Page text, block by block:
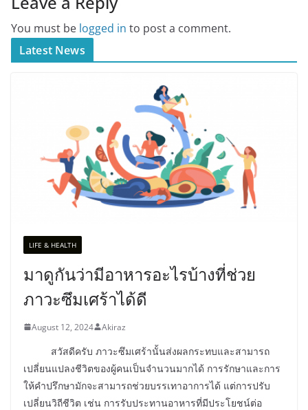
You must be logged in to post a comment.
Latest News
LIFE & HEALTH
มาดูกันว่ามีอาหารอะไรบ้างที่ช่วย
ภาวะซึมเศร้าได้ดี
August 12, 2024 Akiraz
สวัสดีครับ ภาวะซึมเศร้านั้นส่งผลกระทบและสามารถ
เปลี่ยนแปลงชีวิตของผู้คนเป็นจำนวนมากได้ การรักษาและการ
ให้คำปรึกษามักจะสามารถช่วยบรรเทาอาการได้ แต่การปรับ
เปลี่ยนวิถีชีวิต เช่น การรับประทานอาหารที่มีประโยชน์ต่อ